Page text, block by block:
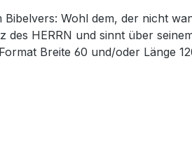
Wohl dem, der nicht
des HERRN und sinnt über
Breite 60 und/oder Länge